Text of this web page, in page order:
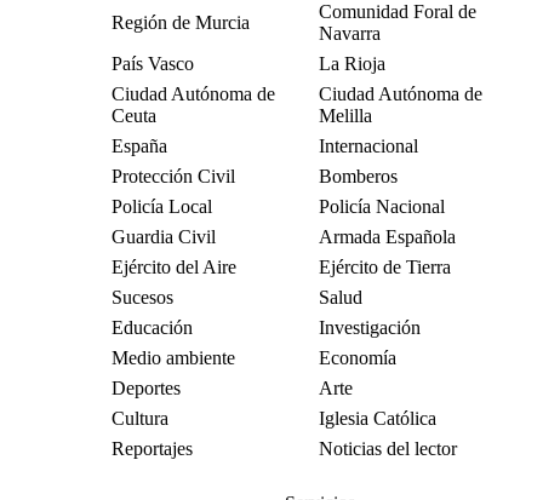
Región de Murcia
Comunidad Foral de
Navarra
País Vasco
La Rioja
Ciudad Autónoma de
Ceuta
Ciudad Autónoma de
Melilla
España
Internacional
Protección Civil
Bomberos
Policía Local
Policía Nacional
Guardia Civil
Armada Española
Ejército del Aire
Ejército de Tierra
Sucesos
Salud
Educación
Investigación
Medio ambiente
Economía
Deportes
Arte
Cultura
Iglesia Católica
Reportajes
Noticias del lector